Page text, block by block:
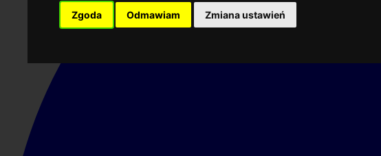
Zgoda Odmawiam Zmiana ustawień